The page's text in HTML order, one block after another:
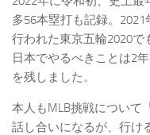
多56本塁打も記録。
行われた東京五輪2020で
日本でやるべきことは2
を残しました。
本人もMLB挑戦について
話し合いになるが、行け